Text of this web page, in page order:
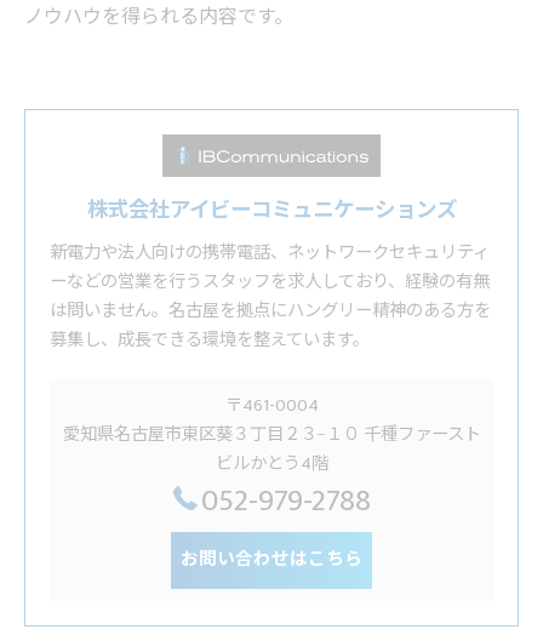
ノウハウを得られる内容です。
株式会社アイビーコミュニケーションズ
新電力や法人向けの携帯電話、ネットワークセキュリティ
ーなどの営業を行うスタッフを求人しており、経験の有無
は問いません。名古屋を拠点にハングリー精神のある方を
募集し、成長できる環境を整えています。
〒461-0004
愛知県名古屋市東区葵３丁目２３−１０ 千種ファースト
ビルかとう4階
052-979-2788
お問い合わせはこちら